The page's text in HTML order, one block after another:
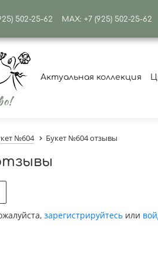
502-25-62 MAX: +7 (925) 502-25-62
Актуальная коллекция
№604 Букет №604 отзывы
зарегистрируйтесь или